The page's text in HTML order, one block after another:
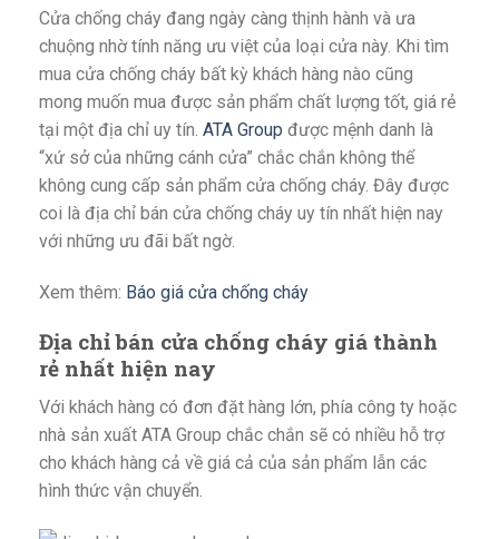
Cửa chống cháy đang ngày càng thịnh hành và ưa
chuộng nhờ tính năng ưu việt của loại cửa này. Khi tìm
mua cửa chống cháy bất kỳ khách hàng nào cũng
mong muốn mua được sản phẩm chất lượng tốt, giá rẻ
tại một địa chỉ uy tín. ATA Group được mệnh danh là
“xứ sở của những cánh cửa” chắc chắn không thể
không cung cấp sản phẩm cửa chống cháy. Đây được
coi là địa chỉ bán cửa chống cháy uy tín nhất hiện nay
với những ưu đãi bất ngờ.
Xem thêm: Báo giá cửa chống cháy
Địa chỉ bán cửa chống cháy giá thành
rẻ nhất hiện nay
Với khách hàng có đơn đặt hàng lớn, phía công ty hoặc
nhà sản xuất ATA Group chắc chắn sẽ có nhiều hỗ trợ
cho khách hàng cả về giá cả của sản phẩm lẫn các
hình thức vận chuyển.